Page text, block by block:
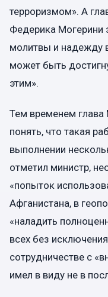
терроризмом». А
Федерика Могерини
молитвы и надежду
может быть
этим».
Тем временем
понять, что такая
выполнении
отметил министр,
«попыток
Афганистана, в
«наладить
всех без
сотрудничестве с
имел в виду не в